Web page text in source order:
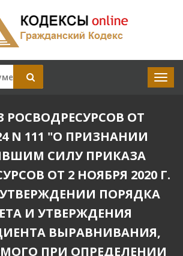
РОСВОДРЕСУРСОВ ОТ
N 111 "О ПРИЗНАНИИ
СИЛУ ПРИКАЗА
ОТ 2 НОЯБРЯ 2020 Г.
УТВЕРЖДЕНИИ ПОРЯДКА
И УТВЕРЖДЕНИЯ
ВЫРАВНИВАНИЯ,
ПРИ ОПРЕДЕЛЕНИИ